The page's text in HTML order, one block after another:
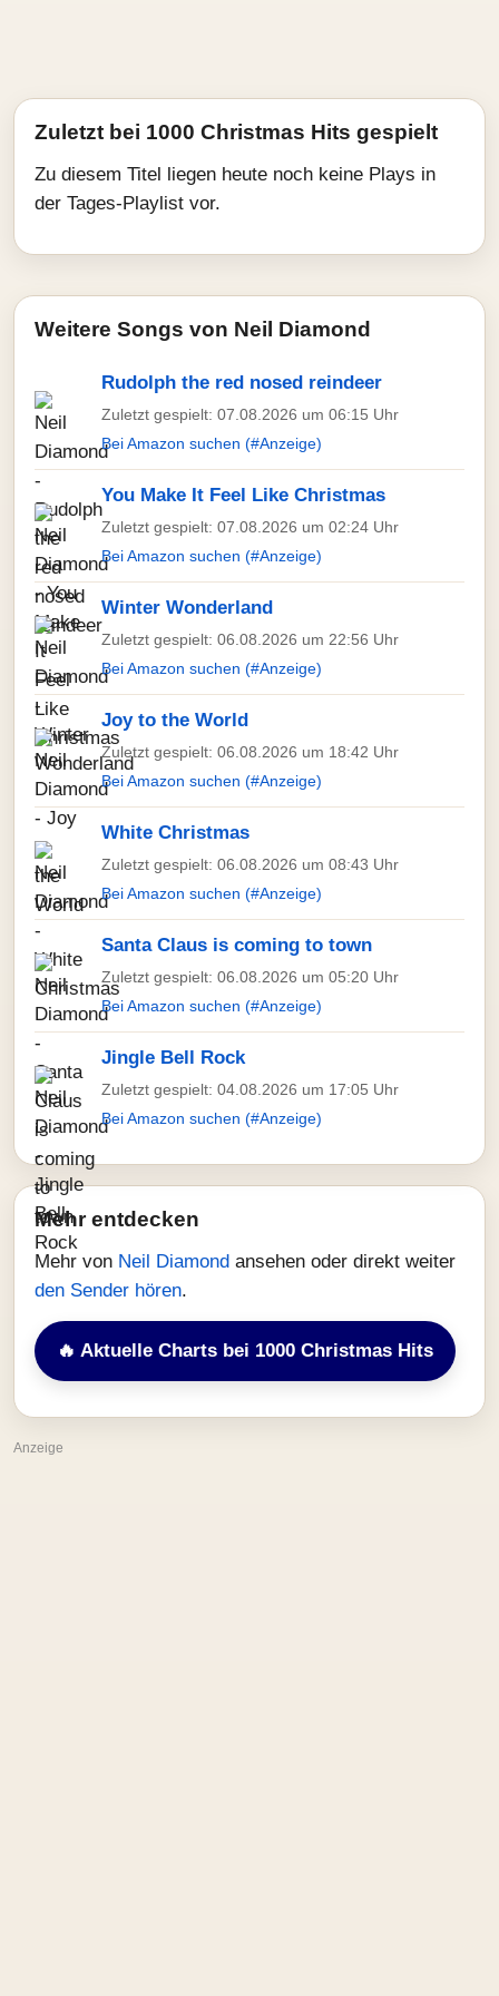
Zuletzt bei 1000 Christmas Hits gespielt
Zu diesem Titel liegen heute noch keine Plays in
der Tages-Playlist vor.
Weitere Songs von Neil Diamond
Rudolph the red nosed reindeer
Zuletzt gespielt: 07.08.2026 um 06:15 Uhr
Bei Amazon suchen (#Anzeige)
You Make It Feel Like Christmas
Zuletzt gespielt: 07.08.2026 um 02:24 Uhr
Bei Amazon suchen (#Anzeige)
Winter Wonderland
Zuletzt gespielt: 06.08.2026 um 22:56 Uhr
Bei Amazon suchen (#Anzeige)
Joy to the World
Zuletzt gespielt: 06.08.2026 um 18:42 Uhr
Bei Amazon suchen (#Anzeige)
White Christmas
Zuletzt gespielt: 06.08.2026 um 08:43 Uhr
Bei Amazon suchen (#Anzeige)
Santa Claus is coming to town
Zuletzt gespielt: 06.08.2026 um 05:20 Uhr
Bei Amazon suchen (#Anzeige)
Jingle Bell Rock
Zuletzt gespielt: 04.08.2026 um 17:05 Uhr
Bei Amazon suchen (#Anzeige)
Mehr entdecken
Mehr von Neil Diamond ansehen oder direkt weiter
den Sender hören.
🔥 Aktuelle Charts bei 1000 Christmas Hits
Anzeige